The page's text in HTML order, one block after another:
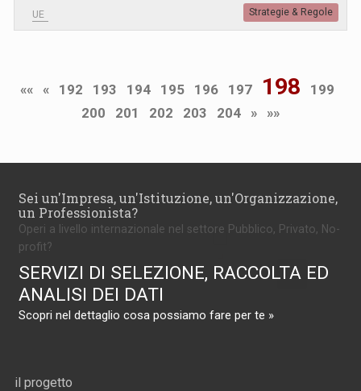
UE Strategie & Regole
«« « 192 193 194 195 196 197 198
199
200
201 202 203 204 » »»
Sei un'Impresa, un'Istituzione, un'Organizzazione,
un Professionista?
Operi a livello internazionale nel settore Pubblico, Privato, No-
profit?
SERVIZI DI SELEZIONE, RACCOLTA ED
ANALISI DEI DATI
Scopri nel dettaglio cosa possiamo fare per te »
il progetto